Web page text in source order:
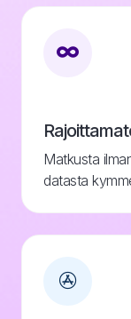
Matkusta
datasta